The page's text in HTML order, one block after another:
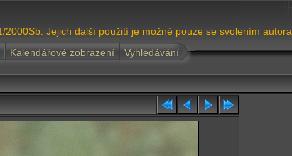
Jejich další použití je možné pouze se svolením autora.
Kalendářové zobrazení Vyhledávání